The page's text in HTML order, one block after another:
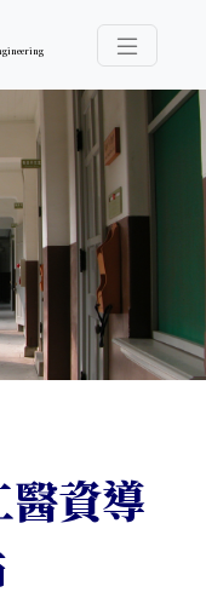
導覽選
資導